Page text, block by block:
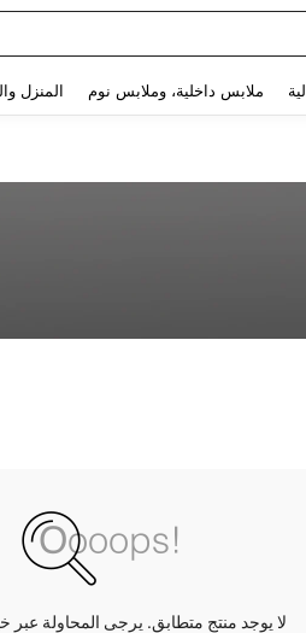
ملابس داخلية، وملابس نوم المنزل
لا يوجد منتج متطابق. يرجى المحاولة عبر